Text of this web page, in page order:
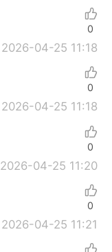
2026-04-25 11:18
0
2026-04-25 11:18
0
2026-04-25 11:20
0
2026-04-25 11:21
0